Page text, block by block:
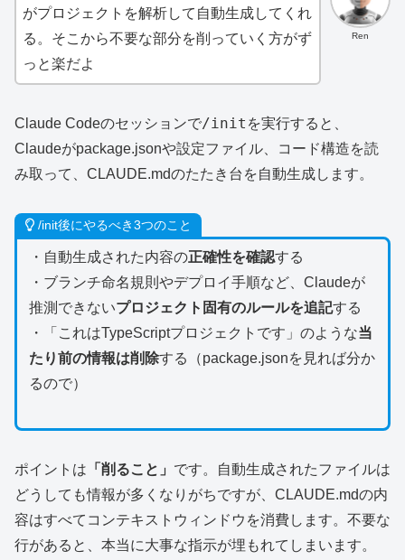
Ren
がプロジェクトを解析して自動生成してくれ
る。そこから不要な部分を削っていく方がず
っと楽だよ
Claude Codeのセッションで/init を実行すると、
Claudeがpackage.jsonや設定ファイル、コード構造を読
み取って、CLAUDE.mdのたたき台を自動生成します。
/init後にやるべき3つのこと
・自動生成された内容の正確性を確認する
・ブランチ命名規則やデプロイ手順など、Claudeが
推測できないプロジェクト固有のルールを追記する
・「これはTypeScriptプロジェクトです」のような当
たり前の情報は削除する（package.jsonを見れば分か
るので）
ポイントは 「削ること」 です。自動生成されたファイルは
どうしても情報が多くなりがちですが、CLAUDE.mdの内
容はすべてコンテキストウィンドウを消費します。不要な
行があると、本当に大事な指示が埋もれてしまいます。